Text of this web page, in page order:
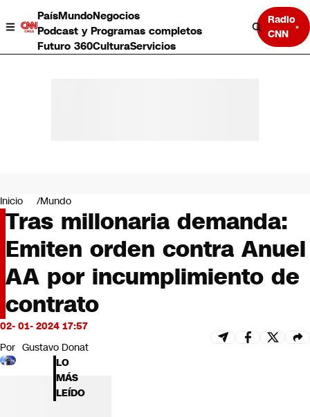
PaísMundoNegocios
Podcast y Programas completos
Futuro 360CulturaServicios
Radio
CNN
Negocios
Deportes
Programas completos
Cultura
Servicios
Bits
CNN Data
CNN tiempo
Futuro 360
Inicio Mundo
Tras millonaria demanda:
Emiten orden contra Anuel
AA por incumplimiento de
contrato
02- 01- 2024 17:57
Por Gustavo Donat
LO
MÁS
LEÍDO